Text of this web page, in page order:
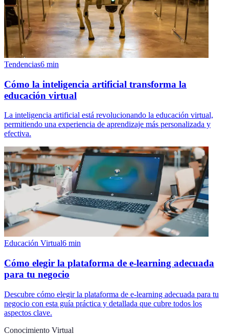
Tendencias6 min
Cómo la inteligencia artificial transforma la
educación virtual
La inteligencia artificial está revolucionando la educación virtual,
permitiendo una experiencia de aprendizaje más personalizada y
efectiva.
Educación Virtual6 min
Cómo elegir la plataforma de e-learning adecuada
para tu negocio
Descubre cómo elegir la plataforma de e-learning adecuada para tu
negocio con esta guía práctica y detallada que cubre todos los
aspectos clave.
Conocimiento Virtual